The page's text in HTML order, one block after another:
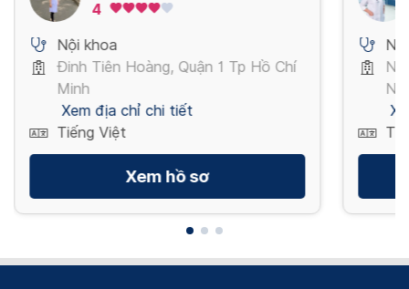
4
Nội khoa
Đinh Tiên Hoàng, Quận 1 Tp Hồ Chí
Minh
Xem địa chỉ chi tiết
Tiếng Việt
Xem hồ sơ
Nội